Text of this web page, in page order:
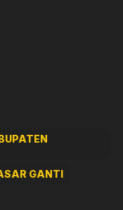
GANTI